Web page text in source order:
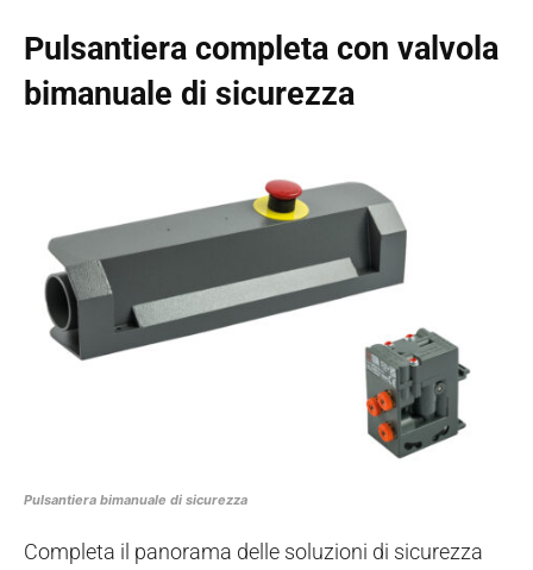
Pulsantiera completa con valvola
bimanuale di sicurezza
Pulsantiera bimanuale di sicurezza
Completa il panorama delle soluzioni di sicurezza